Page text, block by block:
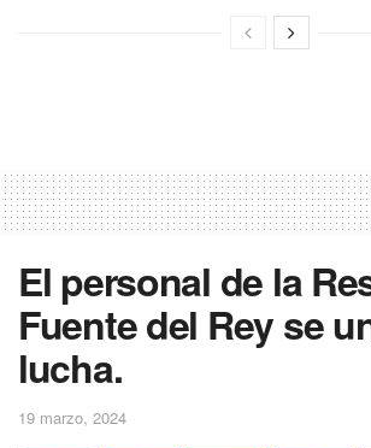
El personal de la
Fuente del Rey se
lucha.
19 marzo, 2024